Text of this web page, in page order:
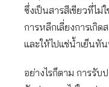
ซึ่งเป็นสารสีเขียวที่ไม่
การหลีกเลี่ยงการเกิด
และให้ไปแช่น้ำเย็นทั
อย่างไรก็ตาม การรับ